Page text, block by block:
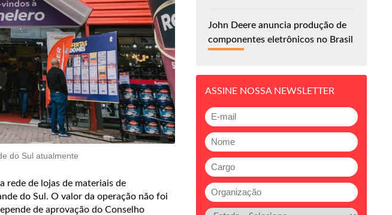
do Sul atualmente
rede de lojas de materiais de
do Sul. O valor da operação não foi
de aprovação do Conselho
John Deere anuncia produção de
componentes eletrônicos no Brasil
ASSINE NOSSA NEWSLETTER